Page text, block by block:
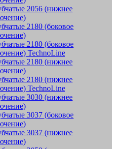
2056 (нижнее
2180 (боковое
2180 (боковое
TechnoLine
2180 (нижнее
2180 (нижнее
TechnoLine
3030 (нижнее
3037 (боковое
3037 (нижнее